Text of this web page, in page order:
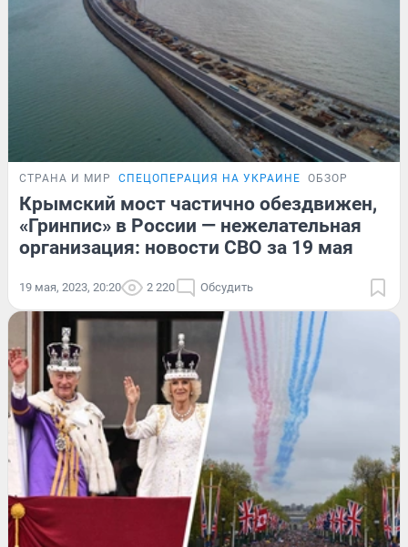
СТРАНА И МИР СПЕЦОПЕРАЦИЯ НА УКРАИНЕ ОБЗОР
Крымский мост частично обездвижен,
«Гринпис» в России — нежелательная
организация: новости СВО за 19 мая
19 мая, 2023, 20:20 2 220 Обсудить